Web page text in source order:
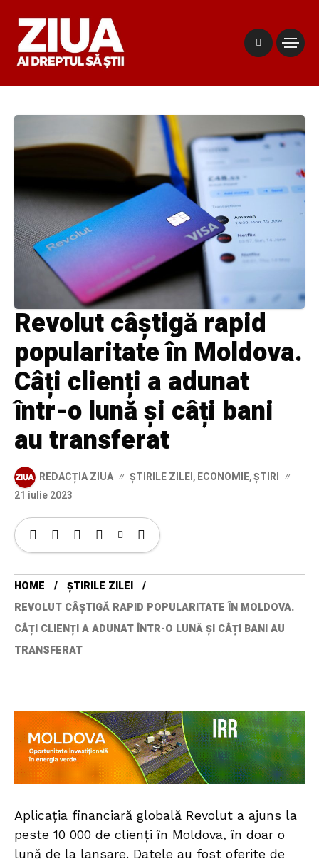
Revolut câștigă rapid
popularitate în Moldova.
Câți clienți a adunat
într-o lună și câți bani
au transferat
REDACȚIA ZIUA ȘTIRILE ZILEI,ECONOMIE,ȘTIRI
21 iulie 2023
HOME
ȘTIRILE ZILEI
REVOLUT CÂȘTIGĂ RAPID POPULARITATE ÎN MOLDOVA.
CÂȚI CLIENȚI A ADUNAT ÎNTR-O LUNĂ ȘI CÂȚI BANI AU
TRANSFERAT
Aplicația financiară globală Revolut a ajuns la
peste 10 000 de clienți în Moldova, în doar o
lună de la lansare. Datele au fost oferite de